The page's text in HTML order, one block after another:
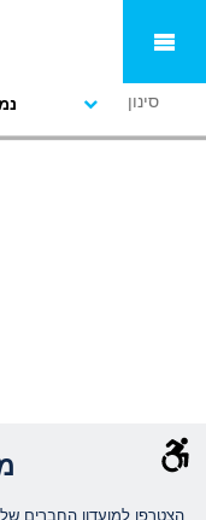
סינון
הצטרפו למועדון החברים